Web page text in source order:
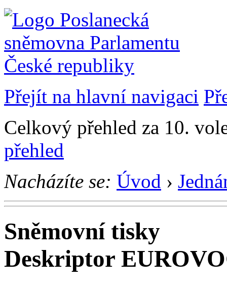
Přejít na hlavní navigaci
Celkový přehled za 10.
přehled
Nacházíte se: Úvod ›
Sněmovní tisky
Deskriptor